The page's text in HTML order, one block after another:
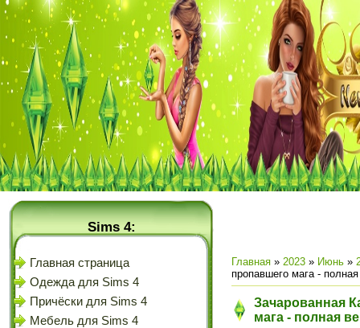
Sims 4:
Главная страница
Одежда для Sims 4
Причёски для Sims 4
Мебель для Sims 4
Главная » 2023 » Июнь »
пропавшего мага -
Зачарованная
мага - полная